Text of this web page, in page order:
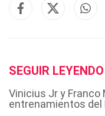
SEGUIR LEYENDO
Vinicius Jr y
entrenamientos del